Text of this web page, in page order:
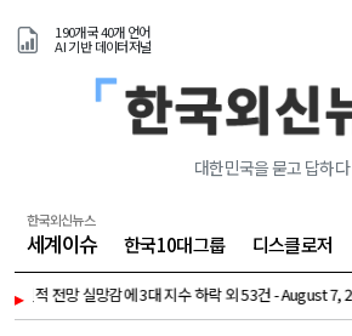
190개국 40개 언어
AI 기반 데이터저널
대한민국을 묻고 답하다
한국외신뉴스
세계이슈 한국10대그룹 디스클로저
▸망 실망감에 3대 지수 하락 외 53건 - August 7, 2026